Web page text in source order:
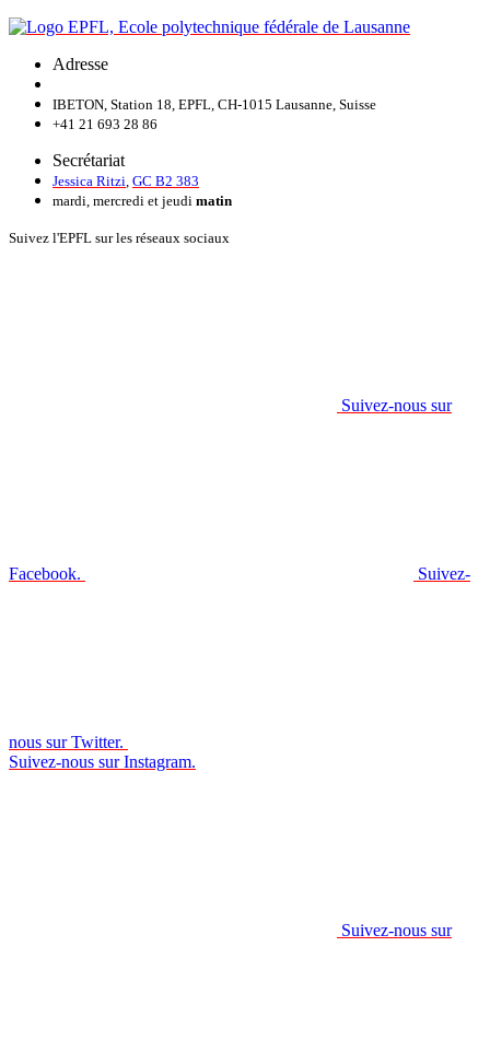
Adresse
IBETON, Station 18, EPFL, CH-1015 Lausanne, Suisse
+41 21 693 28 86
Secrétariat
Jessica Ritzi GC B2 383
mardi, mercredi et jeudi matin
Suivez l'EPFL sur les réseaux sociaux
Suivez-nous sur
Facebook. Suivez-
nous sur Twitter.
Suivez-nous sur Instagram.
Suivez-nous sur